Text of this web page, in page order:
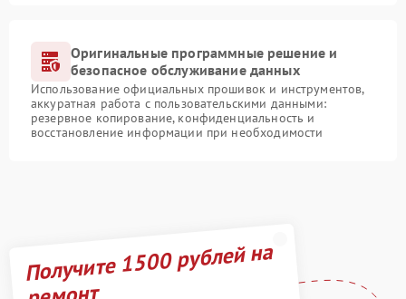
Оригинальные программные решение и
безопасное обслуживание данных
Использование официальных прошивок и инструментов,
аккуратная работа с пользовательскими данными:
резервное копирование, конфиденциальность и
восстановление информации при необходимости
Получите 1500 рублей на